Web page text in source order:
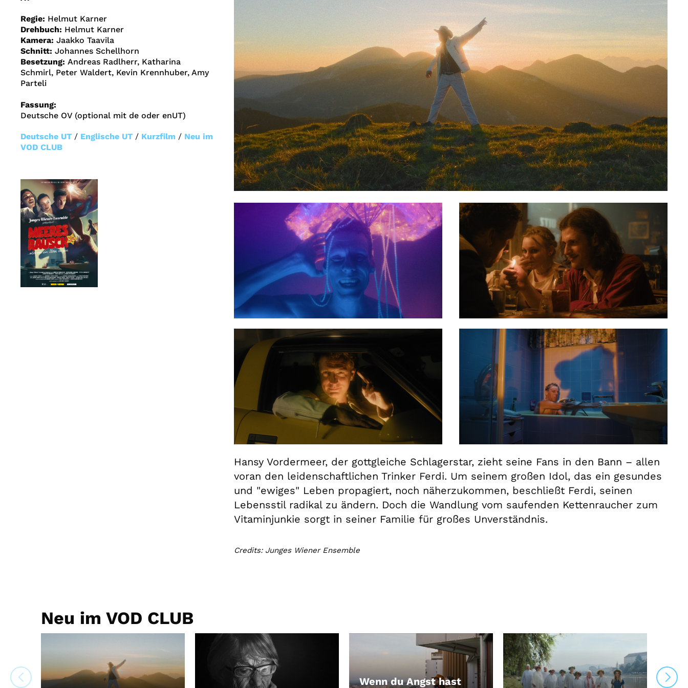
Account
Suche
Regie: Helmut Karner
Drehbuch: Helmut Karner
Kamera: Jaakko Taavila
Schnitt: Johannes Schellhorn
Besetzung: Andreas Radlherr, Katharina
Schmirl, Peter Waldert, Kevin Krennhuber, Amy
Parteli
Fassung:
Deutsche OV (optional mit de oder enUT)
Deutsche UT / Englische UT / Kurzfilm / Neu im
VOD CLUB
Hansy Vordermeer, der gottgleiche Schlagerstar, zieht seine Fans in den Bann – allen
voran den leidenschaftlichen Trinker Ferdi. Um seinem großen Idol, das ein gesundes
und "ewiges" Leben propagiert, noch näherzukommen, beschließt Ferdi, seinen
Lebensstil radikal zu ändern. Doch die Wandlung vom saufenden Kettenraucher zum
Vitaminjunkie sorgt in seiner Familie für großes Unverständnis.
Credits: Junges Wiener Ensemble
Neu im VOD CLUB
Wenn du Angst hast